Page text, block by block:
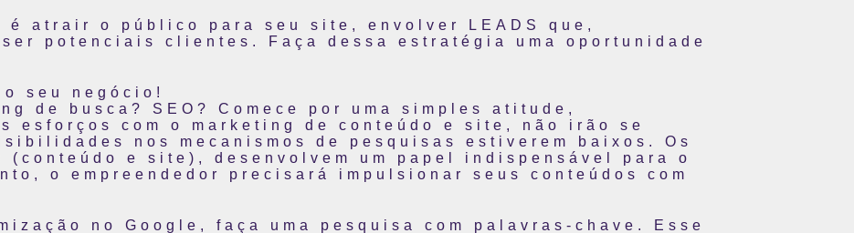
atrair o público para seu site, envolver LEADS que,
potenciais clientes. Faça dessa estratégia uma oportunidade
o seu negócio!
de busca? SEO? Comece por uma simples atitude,
esforços com o marketing de conteúdo e site, não irão se
nos mecanismos de pesquisas estiverem baixos. Os
e site), desenvolvem um papel indispensável para o
o empreendedor precisará impulsionar seus conteúdos com
no Google, faça uma pesquisa com palavras-chave. Esse